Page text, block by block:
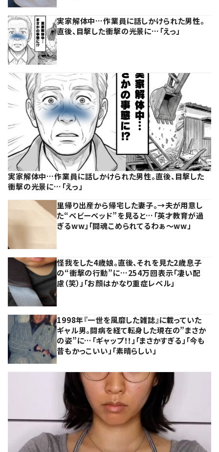
実家解体中…作業員に話しかけられた男性。
直後、目撃した衝撃の光景に…「えっ」
実家解体中…作業員に話しかけられた男性。直後、目撃した
衝撃の光景に…「えっ」
里帰り出産から帰宅した妻子。→夫が用意し
た“ベビーベッド”を見ると…「英才教育が過
ぎるww」「闘魂こめられてるわぁ～ww」
怪我をした4歳娘。直後、それを見た2歳息子
の“衝撃の行動”に…254万回表示「凄い配
慮（笑）」「お顔はかなり重症レベル」
1998年『一世を風靡した雑誌』に載っていた
ギャル男。闘病を経て転身した現在の”まさか
の姿”に…「ギャップ！！」「まさかすぎる」「今も
昔もかっこいい」「素晴らしい」